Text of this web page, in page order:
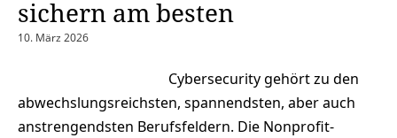
sichern am besten
10. März 2026
Cybersecurity gehört zu den
abwechslungsreichsten, spannendsten, aber auch
anstrengendsten Berufsfeldern. Die Nonprofit-